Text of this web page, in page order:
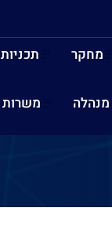
מחקר
מנהלה משרות